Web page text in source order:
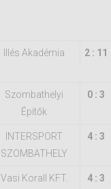
Illés Akadémia 2 : 11
Szombathelyi
Építők
0 : 3
INTERSPORT
SZOMBATHELY
4 : 3
Vasi Korall KFT. 4 : 3